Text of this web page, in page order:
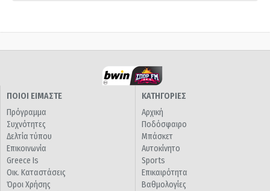
ΠΟΙΟΙ ΕΙΜΑΣΤΕ
Πρόγραμμα
Συχνότητες
Δελτία τύπου
Επικοινωνία
Greece Is
Οικ. Καταστάσεις
Όροι Χρήσης
ΚΑΤΗΓΟΡΙΕΣ
Αρχική
Ποδόσφαιρο
Μπάσκετ
Αυτοκίνητο
Sports
Επικαιρότητα
Βαθμολογίες